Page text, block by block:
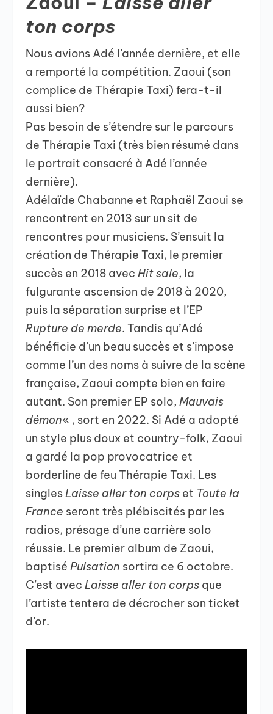
ton corps
Nous avions Adé l’année dernière, et elle
a remporté la compétition. Zaoui (son
complice de Thérapie Taxi) fera-t-il
aussi bien?
Pas besoin de s’étendre sur le parcours
de Thérapie Taxi (très bien résumé dans
le portrait consacré à Adé l’année
dernière).
Adélaïde Chabanne et Raphaël Zaoui se
rencontrent en 2013 sur un sit de
rencontres pour musiciens. S’ensuit la
création de Thérapie Taxi, le premier
succès en 2018 avecHit sale, la
fulgurante ascension de 2018 à 2020,
puis la séparation surprise et l’EP
Rupture de merde. Tandis qu’Adé
bénéficie d’un beau succès et s’impose
comme l’un des noms à suivre de la scène
française, Zaoui compte bien en faire
autant. Son premier EP solo,Mauvais
démon« , sort en 2022. Si Adé a adopté
un style plus doux et country-folk, Zaoui
a gardé la pop provocatrice et
borderline de feu Thérapie Taxi. Les
singlesLaisse aller ton corps et Toute la
France seront très plébiscités par les
radios, présage d’une carrière solo
réussie. Le premier album de Zaoui,
baptiséPulsation sortira ce 6 octobre.
C’est avecLaisse aller ton corps que
l’artiste tentera de décrocher son ticket
d’or.